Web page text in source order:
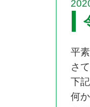
平
さ
下
何